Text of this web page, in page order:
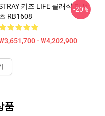
키즈 LIFE 클래식 티셔
RB1608
- ₩4,202,900
-20%
품